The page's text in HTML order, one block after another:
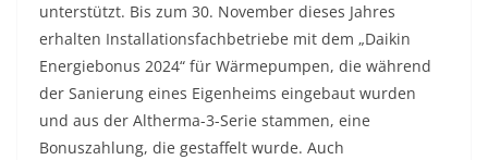
unterstützt. Bis zum 30. November dieses Jahres
erhalten Installationsfachbetriebe mit dem „Daikin
Energiebonus 2024“ für Wärmepumpen, die während
der Sanierung eines Eigenheims eingebaut wurden
und aus der Altherma-3-Serie stammen, eine
Bonuszahlung, die gestaffelt wurde. Auch